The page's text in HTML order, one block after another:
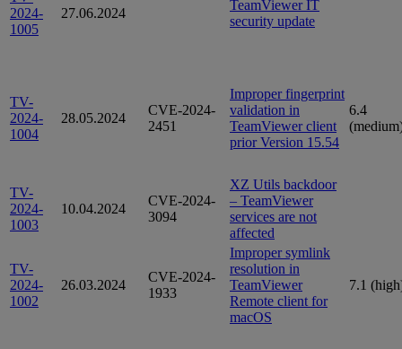
2024-
1005
27.06.2024
TeamViewer IT
security update
TV-
2024-
1004
28.05.2024
CVE-2024-
2451
Improper fingerprint
validation in
TeamViewer client
prior Version 15.54
6.4
TV-
2024-
1003
10.04.2024
CVE-2024-
3094
XZ Utils backdoor
– TeamViewer
services are not
affected
TV-
2024-
1002
26.03.2024
CVE-2024-
1933
Improper symlink
resolution in
TeamViewer
Remote client for
macOS
7.1